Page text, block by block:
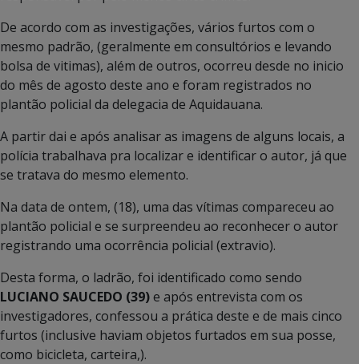
De acordo com as investigações, vários furtos com o
mesmo padrão, (geralmente em consultórios e levando
bolsa de vitimas), além de outros, ocorreu desde no inicio
do mês de agosto deste ano e foram registrados no
plantão policial da delegacia de Aquidauana.
A partir dai e após analisar as imagens de alguns locais, a
polícia trabalhava pra localizar e identificar o autor, já que
se tratava do mesmo elemento.
Na data de ontem, (18), uma das vítimas compareceu ao
plantão policial e se surpreendeu ao reconhecer o autor
registrando uma ocorrência policial (extravio).
Desta forma, o ladrão, foi identificado como sendo
LUCIANO SAUCEDO (39)e após entrevista com os
investigadores, confessou a prática deste e de mais cinco
furtos (inclusive haviam objetos furtados em sua posse,
como bicicleta, carteira,).